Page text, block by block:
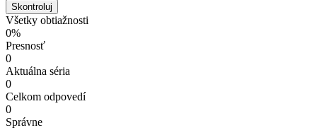
Skontroluj
Všetky obtiažnosti
0%
Presnosť
0
Aktuálna séria
0
Celkom odpovedí
0
Správne